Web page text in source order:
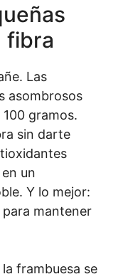
fibra
Las
asombrosos
gramos.
sin darte
un
Y lo mejor:
para mantener
frambuesa se